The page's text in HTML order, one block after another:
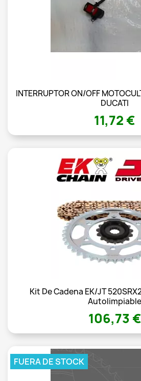
INTERRUPTOR ON/OFF
DUCATI
11,72 €
Kit De Cadena EK/JT
Autolimpiable
106,73 €
FUERA DE STOCK